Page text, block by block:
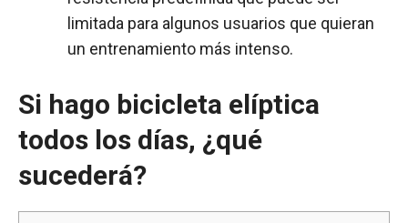
limitada para algunos usuarios que quieran
un entrenamiento más intenso.
Si hago bicicleta elíptica
todos los días, ¿qué
sucederá?